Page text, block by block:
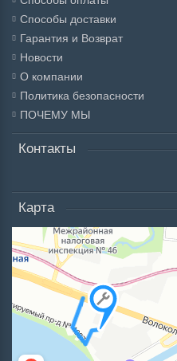
Способы доставки
Гарантия и Возврат
Новости
О компании
Политика безопасности
ПОЧЕМУ МЫ
Контакты
Карта